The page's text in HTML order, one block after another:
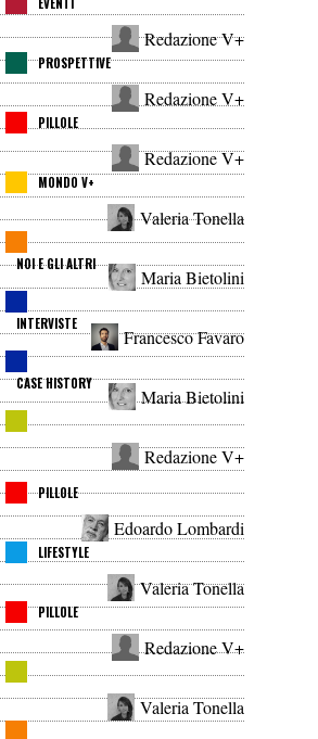
Redazione V+
Redazione V+
PROSPETTIVE
Redazione V+
PILLOLE
Valeria Tonella
MONDO V+
Maria Bietolini
NOI E GLI ALTRI
Francesco Favaro
INTERVISTE
Maria Bietolini
CASE HISTORY
Redazione V+
Edoardo Lombardi
PILLOLE
Valeria Tonella
LIFESTYLE
Redazione V+
PILLOLE
Valeria Tonella